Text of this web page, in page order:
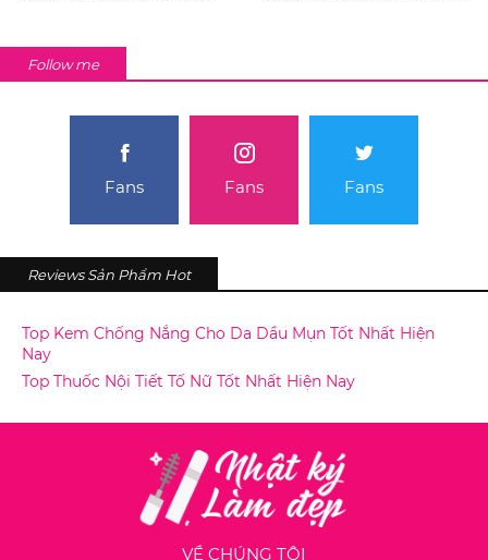
Follow me
Fans Fans Fans
Reviews Sản Phẩm Hot
Top Kem Chống Nắng Cho Da Dầu Mụn Tốt Nhất Hiện
Nay
Top Thuốc Nội Tiết Tố Nữ Tốt Nhất Hiện Nay
VỀ CHÚNG TÔI